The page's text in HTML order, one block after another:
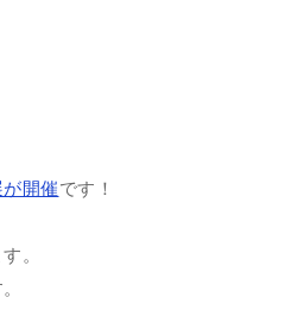
開催です！
。